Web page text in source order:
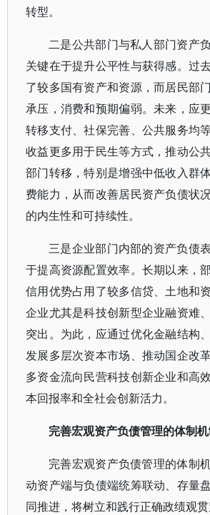
转型。
二是公共部门与私人部门资产
关键在于提升公平性与获得感。过
了较多国有资产和资源，而居民部
承压，消费和预期偏弱。未来，应
转移支付、社保完善、公共服务均
收益更多用于民生等方式，推动公
部门转移，特别是增强中低收入群
费能力，从而改善居民资产负债状
的内生性和可持续性。
三是企业部门内部的资产负债
于提高资源配置效率。长期以来，
信用优势占用了较多信贷、土地和
企业尤其是科技创新型企业融资难
突出。为此，应通过优化金融结构
发展多层次资本市场、推动国企改
多资金流向民营科技创新企业和高
本回报率和全社会创新活力。
完善宏观资产负债管理的体制
完善宏观资产负债管理的体制
动资产端与负债端统筹联动、存量
同推进，将树立和践行正确政绩观贯